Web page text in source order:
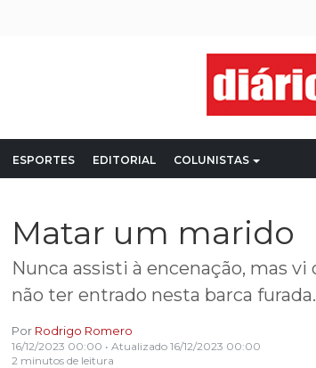
ESPORTES EDITORIAL COLUNISTAS
Matar um marido
Nunca assisti à encenação, mas
não ter entrado nesta barca furada.
Por Rodrigo Romero
16/12/2023 00:00 • Atualizado 16/12/2023 00:00
2 minutos de leitura